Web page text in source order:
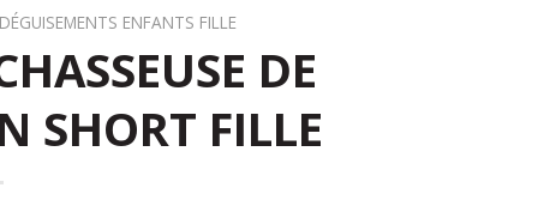
ENFANTS FILLE
DE
SHORT FILLE